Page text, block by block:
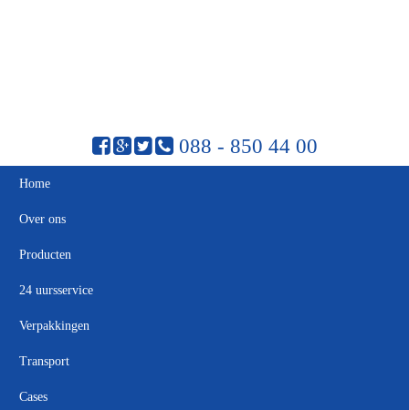
088 - 850 44 00
Home
Over ons
Producten
24 uursservice
Verpakkingen
Transport
Cases